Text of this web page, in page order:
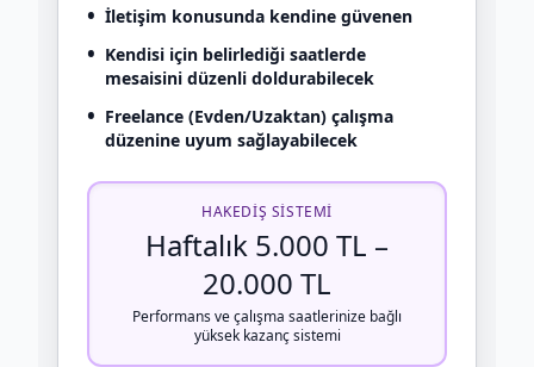
• İletişim konusunda kendine güvenen
• Kendisi için belirlediği saatlerde
mesaisini düzenli doldurabilecek
• Freelance (Evden/Uzaktan) çalışma
düzenine uyum sağlayabilecek
HAKEDIŞ SISTEMI
Haftalık 5.000 TL –
20.000 TL
Performans ve çalışma saatlerinize bağlı
yüksek kazanç sistemi